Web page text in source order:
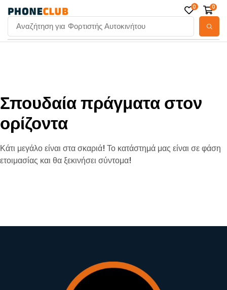
Αναζήτηση για Φορτιστής Αυτοκινήτου
0 0
Σπουδαία πράγματα στον
ορίζοντα
Κάτι μεγάλο είναι στα σκαριά! Το κατάστημά μας είναι σε φάση
ετοιμασίας και θα ξεκινήσει σύντομα!